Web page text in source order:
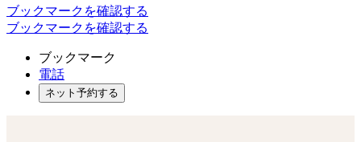
ブックマークを確認する
ブックマークを確認する
ブックマーク
電話
ネット予約する